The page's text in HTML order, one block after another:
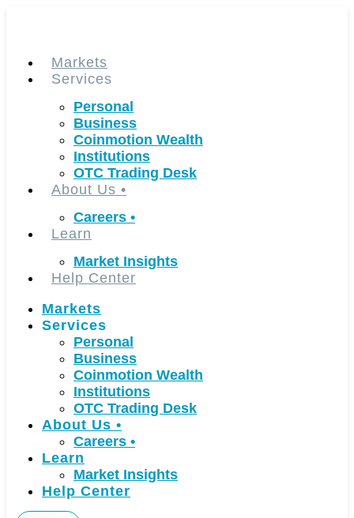
Markets
Services
Personal
Business
Coinmotion Wealth
Institutions
OTC Trading Desk
About Us •
Careers •
Learn
Market Insights
Help Center
Markets
Services
Personal
Business
Coinmotion Wealth
Institutions
OTC Trading Desk
About Us •
Careers •
Learn
Market Insights
Help Center